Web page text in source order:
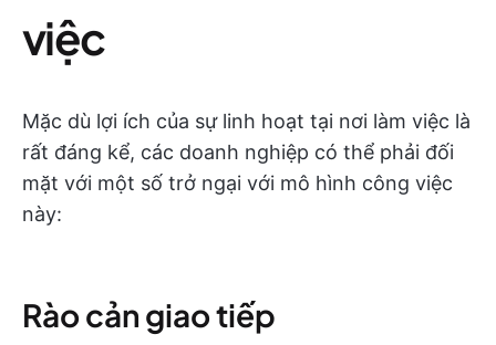
việc
Mặc dù lợi ích của sự linh hoạt tại nơi làm việc là
rất đáng kể, các doanh nghiệp có thể phải đối
mặt với một số trở ngại với mô hình công việc
này:
Rào cản giao tiếp